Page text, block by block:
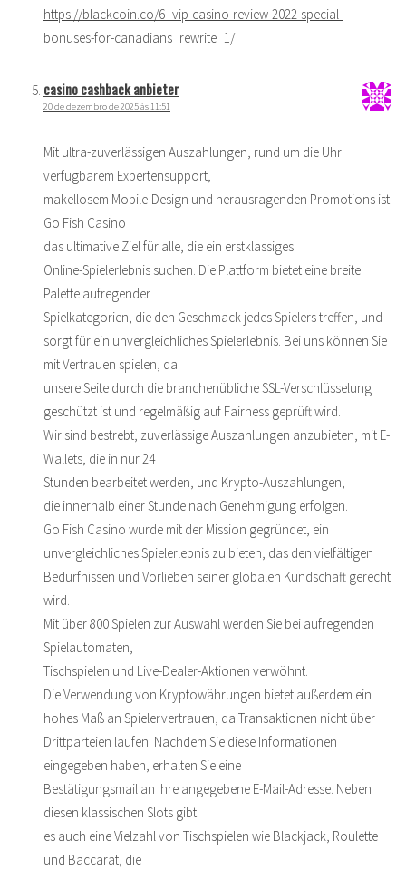
https://blackcoin.co/6_vip-casino-review-2022-special-
bonuses-for-canadians_rewrite_1/
casino cashback anbieter
20 de dezembro de 2025 às 11:51
Mit ultra-zuverlässigen Auszahlungen, rund um die Uhr
verfügbarem Expertensupport,
makellosem Mobile-Design und herausragenden Promotions ist
Go Fish Casino
das ultimative Ziel für alle, die ein erstklassiges
Online-Spielerlebnis suchen. Die Plattform bietet eine breite
Palette aufregender
Spielkategorien, die den Geschmack jedes Spielers treffen, und
sorgt für ein unvergleichliches Spielerlebnis. Bei uns können Sie
mit Vertrauen spielen, da
unsere Seite durch die branchenübliche SSL-Verschlüsselung
geschützt ist und regelmäßig auf Fairness geprüft wird.
Wir sind bestrebt, zuverlässige Auszahlungen anzubieten, mit E-
Wallets, die in nur 24
Stunden bearbeitet werden, und Krypto-Auszahlungen,
die innerhalb einer Stunde nach Genehmigung erfolgen.
Go Fish Casino wurde mit der Mission gegründet, ein
unvergleichliches Spielerlebnis zu bieten, das den vielfältigen
Bedürfnissen und Vorlieben seiner globalen Kundschaft gerecht
wird.
Mit über 800 Spielen zur Auswahl werden Sie bei aufregenden
Spielautomaten,
Tischspielen und Live-Dealer-Aktionen verwöhnt.
Die Verwendung von Kryptowährungen bietet außerdem ein
hohes Maß an Spielervertrauen, da Transaktionen nicht über
Drittparteien laufen. Nachdem Sie diese Informationen
eingegeben haben, erhalten Sie eine
Bestätigungsmail an Ihre angegebene E-Mail-Adresse. Neben
diesen klassischen Slots gibt
es auch eine Vielzahl von Tischspielen wie Blackjack, Roulette
und Baccarat, die